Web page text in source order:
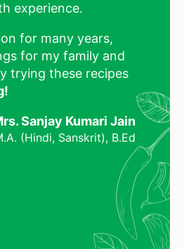
experience.
for many years,
for my family and
trying these recipes
Sanjay Kumari Jain
(Hindi, Sanskrit), B.Ed